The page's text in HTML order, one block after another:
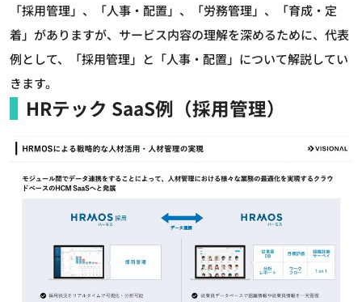
「採用管理」、「人事・配置」、「労務管理」、「育成・定
着」がありますが、サービス内容の理解を深めるために、代表
例として、「採用管理」と「人事・配置」について解説してい
きます。
HRテック SaaS例（採用管理）